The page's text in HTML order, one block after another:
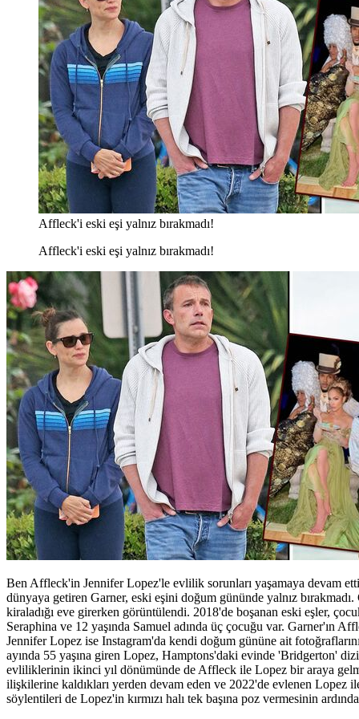
Affleck'i eski eşi yalnız bırakmadı!
Affleck'i eski eşi yalnız bırakmadı!
Ben Affleck'in Jennifer Lopez'le evlilik sorunları yaşamaya devam
dünyaya getiren Garner, eski eşini doğum gününde yalnız
kiraladığı eve girerken görüntülendi. 2018'de boşanan eski eşler,
Seraphina ve 12 yaşında Samuel adında üç çocuğu var. Garner'ın
Jennifer Lopez ise Instagram'da kendi doğum gününe ait
ayında 55 yaşına giren Lopez, Hamptons'daki evinde 'Bridgerton'
evliliklerinin ikinci yıl dönümünde de Affleck ile Lopez bir araya
ilişkilerine kaldıkları yerden devam eden ve 2022'de evlenen Lopez
söylentileri de Lopez'in kırmızı halı tek başına poz vermesinin